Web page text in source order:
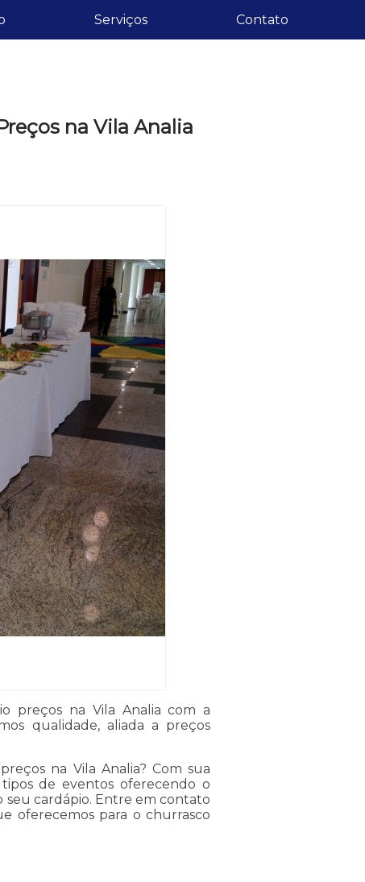
Serviços Contato
na Vila Analia
preços na Vila Analia com a
qualidade, aliada a preços
na Vila Analia? Com sua
de eventos oferecendo o
seu cardápio. Entre em contato
oferecemos para o churrasco